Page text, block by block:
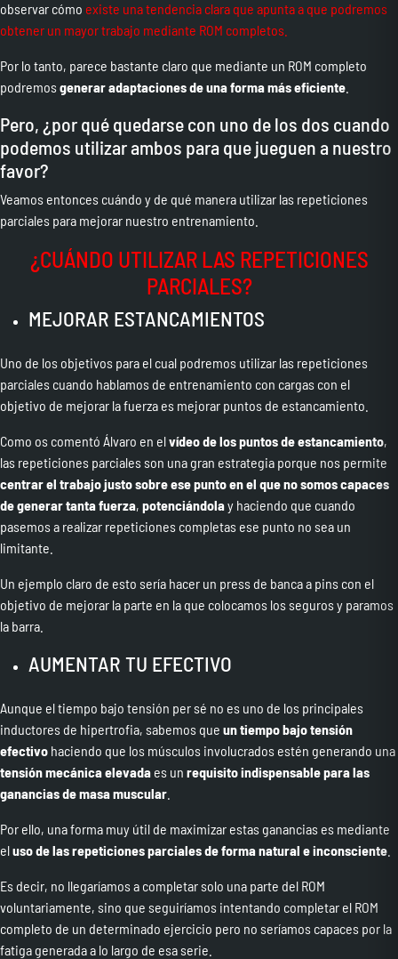
observar cómo existe una tendencia clara que apunta a que podremos
obtener un mayor trabajo mediante ROM completos.
Por lo tanto, parece bastante claro que mediante un ROM completo
podremosgenerar adaptaciones de una forma más eficiente
Pero, ¿por qué quedarse con uno de los dos cuando
podemos utilizar ambos para que jueguen a nuestro
favor?
Veamos entonces cuándo y de qué manera utilizar las repeticiones
parciales para mejorar nuestro entrenamiento.
¿CUÁNDO UTILIZAR LAS REPETICIONES
PARCIALES?
MEJORAR ESTANCAMIENTOS
Uno de los objetivos para el cual podremos utilizar las repeticiones
parciales cuando hablamos de entrenamiento con cargas con el
objetivo de mejorar la fuerza es mejorar puntos de estancamiento.
Como os comentó Álvaro en elvídeo de los puntos de estancamiento,
las repeticiones parciales son una gran estrategia porque nos permite
centrar el trabajo justo sobre ese punto en el que no somos capaces
de generar tanta fuerza, potenciándolay haciendo que cuando
pasemos a realizar repeticiones completas ese punto no sea un
limitante.
Un ejemplo claro de esto sería hacer un press de banca a pins con el
objetivo de mejorar la parte en la que colocamos los seguros y paramos
la barra.
AUMENTAR TU EFECTIVO
Aunque el tiempo bajo tensión per sé no es uno de los principales
inductores de hipertrofia, sabemos que un tiempo bajo tensión
efectivo haciendo que los músculos involucrados estén generando una
tensión mecánica elevada es un requisito indispensable para las
ganancias de masa muscular
Por ello, una forma muy útil de maximizar estas ganancias es mediante
eluso de las repeticiones parciales de forma natural e inconsciente
Es decir, no llegaríamos a completar solo una parte del ROM
voluntariamente, sino que seguiríamos intentando completar el ROM
completo de un determinado ejercicio pero no seríamos capaces por la
fatiga generada a lo largo de esa serie.